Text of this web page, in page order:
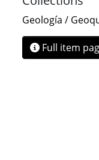
Geología /
Full item